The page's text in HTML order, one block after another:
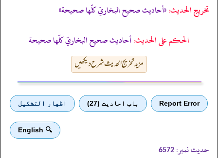
تخریج الحدیث:«أحاديث صحيح البخاريّ كلّها صحيحة»
الحكم على الحديث:أحاديث صحيح البخاريّ كلّها صحيحة
مزید تخریج الحدیث شرح دیکھیں
Report Error باب احادیث (27) اظهار التشكيل
🔍 English
حدیث نمبر: 6572